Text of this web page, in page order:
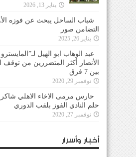
يناير 13, 2026
شباب الساحل يبحث عن فوزه
التضامن صور
يناير 26, 2025
عبد الوهاب ابو الهيل
الأنصار أكثر المتضررين من توقف
بين 7 فرق
نوفمبر 29, 2020
حارس مرمى الاخاء الاهلي شاكر
حلم النادي الفوز بلقب الدوري
نوفمبر 27, 2020
أخبار وأسرار